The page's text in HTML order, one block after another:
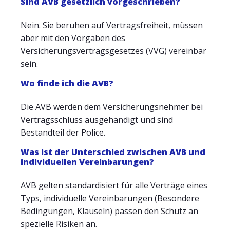
Nein. Sie beruhen auf Vertragsfreiheit, müssen
aber mit den Vorgaben des
Versicherungsvertragsgesetzes (VVG) vereinbar
sein.
Wo finde ich die AVB?
Die AVB werden dem Versicherungsnehmer bei
Vertragsschluss ausgehändigt und sind
Bestandteil der Police.
Was ist der Unterschied zwischen AVB und
individuellen Vereinbarungen?
AVB gelten standardisiert für alle Verträge eines
Typs, individuelle Vereinbarungen (Besondere
Bedingungen, Klauseln) passen den Schutz an
spezielle Risiken an.